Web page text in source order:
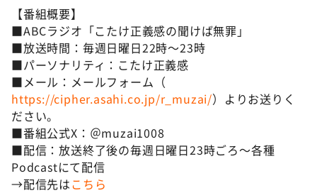
【番組概要】
■ABCラジオ「こたけ正義感の聞けば無罪」
■放送時間：毎週日曜日22時～23時
■パーソナリティ：こたけ正義感
■メール：メールフォーム（
https://cipher.asahi.co.jp/r_muzai/）よりお送りく
ださい。
■番組公式X：＠muzai1008
■配信：放送終了後の毎週日曜日23時ごろ～各種
Podcastにて配信
→配信先はこちら